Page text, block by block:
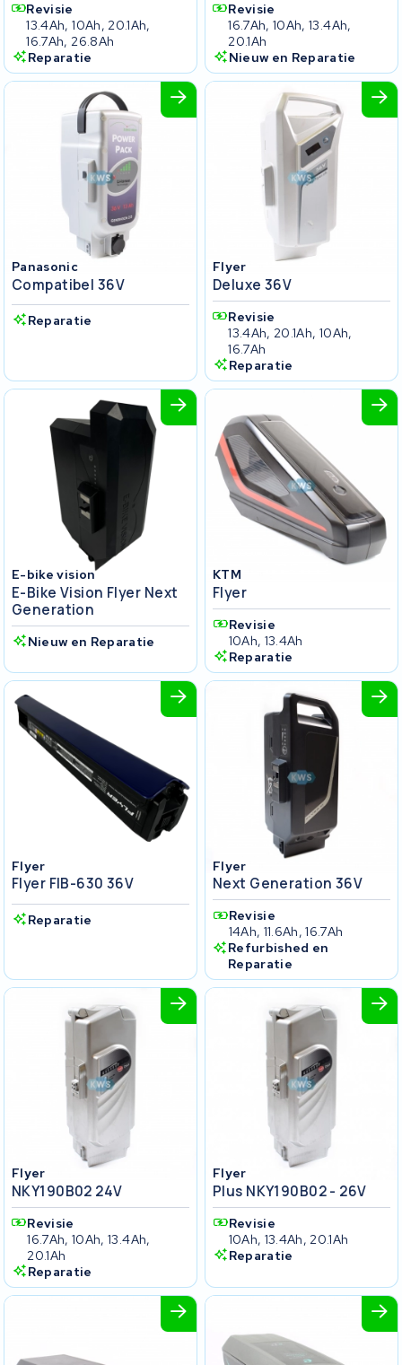
Revisie
13.4Ah, 10Ah, 20.1Ah,
16.7Ah, 26.8Ah
Reparatie
Revisie
16.7Ah, 10Ah, 13.4Ah,
20.1Ah
Nieuw en Reparatie
Panasonic
Compatibel 36V
Reparatie
Flyer
Deluxe 36V
Revisie
13.4Ah, 20.1Ah, 10Ah,
16.7Ah
Reparatie
E-bike vision
E-Bike Vision Flyer Next
Generation
Nieuw en Reparatie
KTM
Flyer
Revisie
10Ah, 13.4Ah
Reparatie
Flyer
Flyer FIB-630 36V
Reparatie
Flyer
Next Generation 36V
Revisie
14Ah, 11.6Ah, 16.7Ah
Refurbished en
Reparatie
Flyer
NKY190B02 24V
Revisie
16.7Ah, 10Ah, 13.4Ah,
20.1Ah
Reparatie
Flyer
Plus NKY190B02 - 26V
Revisie
10Ah, 13.4Ah, 20.1Ah
Reparatie